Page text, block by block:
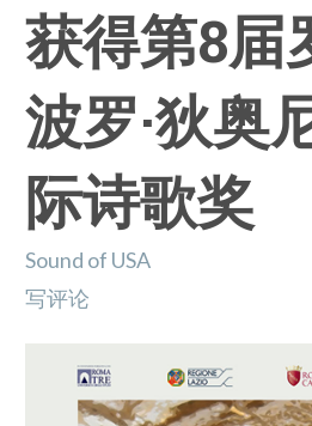
获得第8届
波罗·狄奥
际诗歌奖
Sound of USA
写评论